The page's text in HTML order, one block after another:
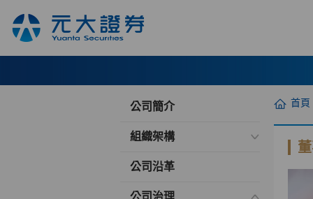
公司簡介
組織架構
公司沿革
公司治理
首頁